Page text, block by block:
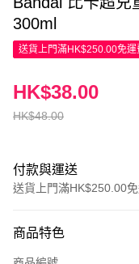
300ml
送貨上門滿HK$250.00免運
HK$48.00
HK$38.00
付款與運送
送貨上門滿HK$250.00
信用卡
商品特色